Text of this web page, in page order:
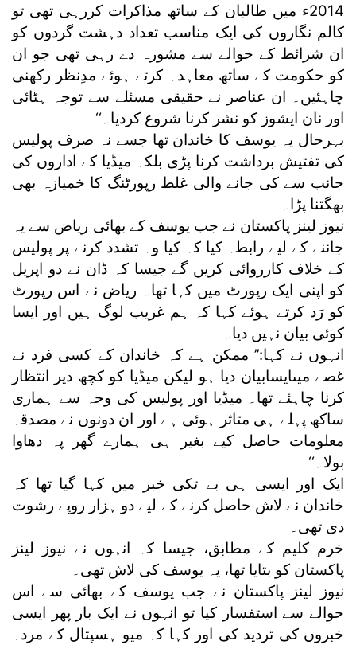
2014ء میں طالبان کے ساتھ مذاکرات کررہی تھی تو
کالم نگاروں کی ایک مناسب تعداد دہشت گردوں کو
ان شرائط کے حوالے سے مشورہ دے رہی تھی جو ان
کو حکومت کے ساتھ معاہدہ کرتے ہوئے مدِنظر رکھنی
چاہئیں۔ ان عناصر نے حقیقی مسئلے سے توجہ ہٹائی
اور نان ایشوز کو نشر کرنا شروع کردیا۔‘‘
بہرحال یہ یوسف کا خاندان تھا جسے نہ صرف پولیس
کی تفتیش برداشت کرنا پڑی بلکہ میڈیا کے اداروں کی
جانب سے کی جانے والی غلط رپورٹنگ کا خمیازہ بھی
بھگتنا پڑا۔
نیوز لینز پاکستان نے جب یوسف کے بھائی ریاض سے یہ
جاننے کے لیے رابطہ کیا کہ کیا وہ تشدد کرنے پر پولیس
کے خلاف کارروائی کریں گے جیسا کہ ڈان نے دو اپریل
کو اپنی ایک رپورٹ میں کہا تھا۔ ریاض نے اس رپورٹ
کو رَد کرتے ہوئے کہا کہ ہم غریب لوگ ہیں اور ایسا
کوئی بیان نہیں دیا۔
انہوں نے کہا:’’ ممکن ہے کہ خاندان کے کسی فرد نے
غصے میںایسابیان دیا ہو لیکن میڈیا کو کچھ دیر انتظار
کرنا چاہئے تھا۔ میڈیا اور پولیس کی وجہ سے ہماری
ساکھ پہلے ہی متاثر ہوئی ہے اور ان دونوں نے مصدقہ
معلومات حاصل کیے بغیر ہی ہمارے گھر پہ دھاوا
بولا۔‘‘
ایک اور ایسی ہی بے تکی خبر میں کہا گیا تھا کہ
خاندان نے لاش حاصل کرنے کے لیے دو ہزار روپے رشوت
دی تھی۔
خرم کلیم کے مطابق، جیسا کہ انہوں نے نیوز لینز
پاکستان کو بتایا تھا، یہ یوسف کی لاش تھی۔
نیوز لینز پاکستان نے جب یوسف کے بھائی سے اس
حوالے سے استفسار کیا تو انہوں نے ایک بار پھر ایسی
خبروں کی تردید کی اور کہا کہ میو ہسپتال کے مردہ